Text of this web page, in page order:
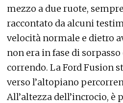
mezzo a due ruote,
raccontato da alcuni
velocità normale e dietro
non era in fase di sorpasso
correndo. La Ford Fusion
verso l’altopiano
All’altezza dell’incrocio, è